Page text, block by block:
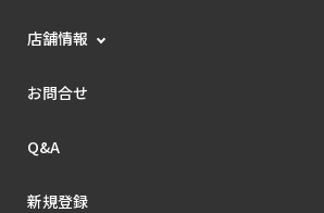
店舗情報
お問合せ
Q&A
新規登録